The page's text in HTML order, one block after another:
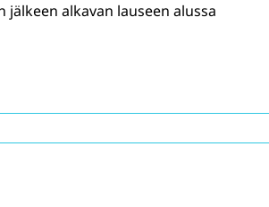
jälkeen alkavan lauseen alussa